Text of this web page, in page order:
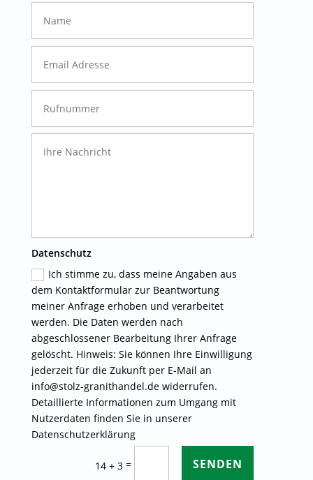
Datenschutz
Ich stimme zu, dass meine Angaben aus
dem Kontaktformular zur Beantwortung
meiner Anfrage erhoben und verarbeitet
werden. Die Daten werden nach
abgeschlossener Bearbeitung Ihrer Anfrage
gelöscht. Hinweis: Sie können Ihre Einwilligung
jederzeit für die Zukunft per E-Mail an
info@stolz-granithandel.de widerrufen.
Detaillierte Informationen zum Umgang mit
Nutzerdaten finden Sie in unserer
Datenschutzerklärung
14 + 3 = SENDEN